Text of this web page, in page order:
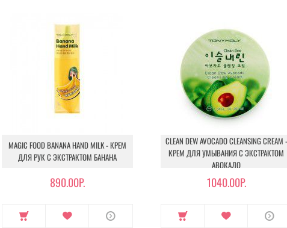
MAGIC FOOD BANANA HAND MILK - КРЕМ
ДЛЯ РУК С ЭКСТРАКТОМ БАНАНА
890.00Р.
CLEAN DEW AVOCADO CLEANSING CREAM -
КРЕМ ДЛЯ УМЫВАНИЯ С ЭКСТРАКТОМ
АВОКАДО
1040.00Р.